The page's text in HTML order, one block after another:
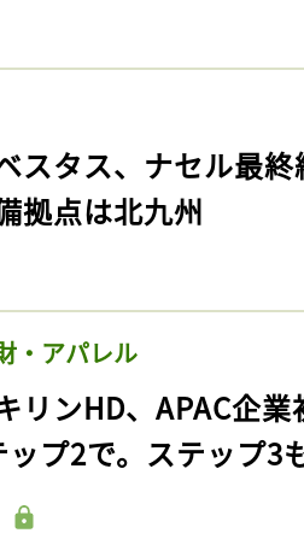
スタス、ナセル最
拠点は北九州
・アパレル
リンHD、APAC企
ップ2で。ステップ3
お気に入りに
ログインが必